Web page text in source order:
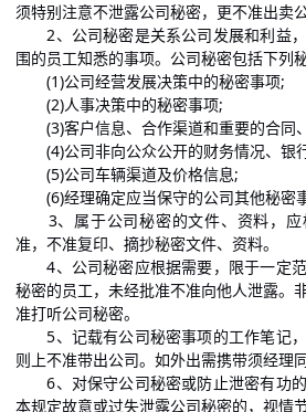
须特别注意不泄露公司秘密，更不准出卖公
2、公司秘密是关系公司发展和利益
围的员工知悉的事项。公司秘密包括下列秘
(1)公司经营发展决策中的秘密事项;
(2)人事决策中的秘密事项;
(3)客户信息、合作渠道和重要的合同
(4)公司非向公众公开的财务情况、银
(5)公司车辆渠道及价格信息;
(6)经理确定应当保守的公司其他秘密
3、属于公司秘密的文件、资料，应
准，不准复印、摘抄秘密文件、资料。
4、公司秘密应根据需要，限于一定范
秘密的员工，未经批准不准向他人泄露。
准打听公司秘密。
5、记载有公司秘密事项的工作笔记
则上不准带出公司。如外出需携带须经理
6、对保守公司秘密或防止泄密有功的
本规定故意或过失泄露公司秘密的，视情